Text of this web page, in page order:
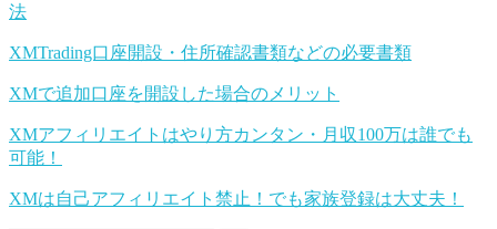
法
XMTrading口座開設・住所確認書類などの必要書類
XMで追加口座を開設した場合のメリット
XMアフィリエイトはやり方カンタン・月収100万は誰でも
可能！
XMは自己アフィリエイト禁止！でも家族登録は大丈夫！